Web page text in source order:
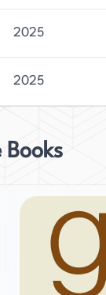
2025
2025
Books